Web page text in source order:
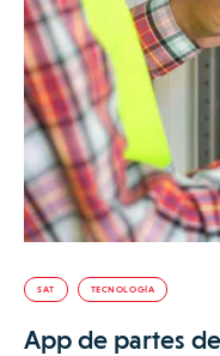
SAT TECNOLOGÍA
App de partes